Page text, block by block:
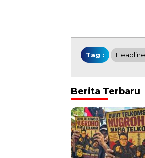
Tag : Headline
Berita Terbaru